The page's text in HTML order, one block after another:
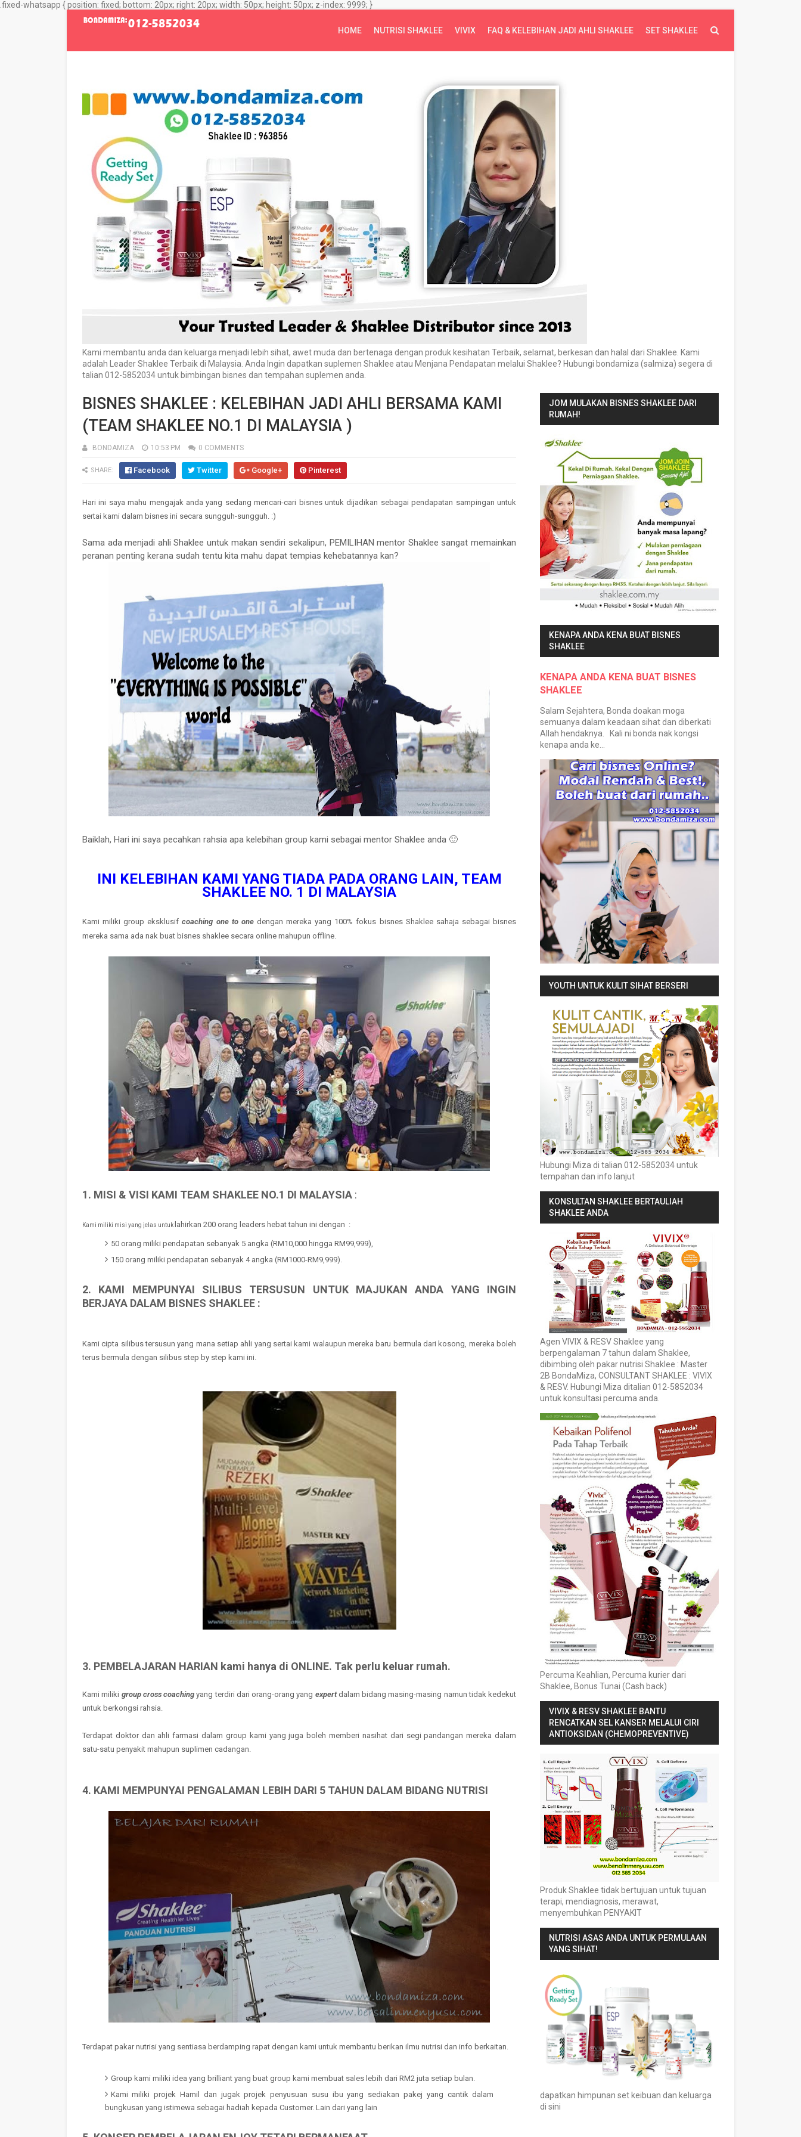
.fixed-whatsapp { position: fixed; bottom: 20px; right: 20px; width: 50px; height: 50px; z-index: 9999; }
HOME NUTRISI SHAKLEE VIVIX FAQ & KELEBIHAN JADI AHLI SHAKLEE SET SHAKLEE
Kami membantu anda dan keluarga menjadi lebih sihat, awet muda dan bertenaga dengan produk kesihatan Terbaik, selamat, berkesan dan halal dari Shaklee. Kami
adalah Leader Shaklee Terbaik di Malaysia. Anda Ingin dapatkan suplemen Shaklee atau Menjana Pendapatan melalui Shaklee? Hubungi bondamiza (salmiza) segera di
talian 012-5852034 untuk bimbingan bisnes dan tempahan suplemen anda.
BISNES SHAKLEE : KELEBIHAN JADI AHLI BERSAMA KAMI
(TEAM SHAKLEE NO.1 DI MALAYSIA )
BONDAMIZA 10:53 PM 0 COMMENTS
SHARE: Facebook Twitter Google+ Pinterest
Hari ini saya mahu mengajak anda yang sedang mencari-cari bisnes untuk dijadikan sebagai pendapatan sampingan untuk
sertai kami dalam bisnes ini secara sungguh-sungguh. :)
Sama adamenjadi ahli Shaklee untuk makan sendiri sekalipun, PEMILIHAN mentor Shaklee sangat memainkan
peranan penting kerana sudah tentu kita mahu dapat tempias kehebatannya kan?
Baiklah, Hari ini saya pecahkan rahsia apa kelebihan group kami sebagai mentor Shaklee anda 🙂
INI KELEBIHAN KAMI YANG TIADA PADA ORANG LAIN, TEAM
SHAKLEE NO. 1 DI MALAYSIA
Kami miliki group eksklusifcoaching one to onedengan mereka yang 100% fokus bisnes Shaklee sahaja sebagai bisnes
mereka sama ada nak buat bisnes shaklee secara online mahupun offline.
1. MISI & VISI KAMI TEAM SHAKLEE NO.1 DI MALAYSIA :
Kami miliki misi yang jelas untuk lahirkan 200 orang leaders hebat tahun ini dengan :
50 orang miliki pendapatan sebanyak 5 angka (RM10,000 hingga RM99,999),
150 orang miliki pendapatan sebanyak 4 angka (RM1000-RM9,999).
2. KAMI MEMPUNYAI SILIBUS TERSUSUN UNTUK MAJUKAN ANDA YANG INGIN
BERJAYA DALAM BISNES SHAKLEE :
Kami cipta silibus tersusun yang mana setiap ahli yang sertai kami walaupun mereka baru bermula dari kosong, mereka boleh
terus bermula dengan silibus step by step kami ini.
3. PEMBELAJARAN HARIAN kami hanya di ONLINE. Tak perlu keluar rumah.
Kami miliki group cross coaching yang terdiri dari orang-orang yang expertdalam bidang masing-masing namun tidak kedekut
untuk berkongsi rahsia.
Terdapat doktor dan ahli farmasi dalam group kami yang juga boleh memberi nasihat dari segi pandangan mereka dalam
satu-satu penyakit mahupun suplimen cadangan.
4. KAMI MEMPUNYAI PENGALAMAN LEBIH DARI 5 TAHUN DALAM BIDANG NUTRISI
Terdapat pakar nutrisi yang sentiasa berdamping rapat dengan kami untuk membantu berikan ilmu nutrisi dan info berkaitan.
Group kami miliki idea yang brilliant yang buat group kami membuat sales lebih dari RM2 juta setiap bulan.
Kami miliki projek Hamil dan jugak projek penyusuan susu ibu yang sediakan pakej yang cantik dalam
bungkusan yang istimewa sebagai hadiah kepada Customer. Lain dari yang lain
JOM MULAKAN BISNES SHAKLEE DARI
RUMAH!
KENAPA ANDA KENA BUAT BISNES
SHAKLEE
KENAPA ANDA KENA BUAT BISNES
SHAKLEE
Salam Sejahtera, Bonda doakan moga
semuanya dalam keadaan sihat dan diberkati
Allah hendaknya. Kali ni bonda nak kongsi
kenapa anda ke...
YOUTH UNTUK KULIT SIHAT BERSERI
Hubungi Miza di talian 012-5852034 untuk
tempahan dan info lanjut
KONSULTAN SHAKLEE BERTAULIAH
SHAKLEE ANDA
Agen VIVIX & RESV Shaklee yang
berpengalaman 7 tahun dalam Shaklee,
dibimbing oleh pakar nutrisi Shaklee : Master
2B BondaMiza, CONSULTANT SHAKLEE : VIVIX
& RESV. Hubungi Miza ditalian 012-5852034
untuk konsultasi percuma anda.
Percuma Keahlian, Percuma kurier dari
Shaklee, Bonus Tunai (Cash back)
VIVIX & RESV SHAKLEE BANTU
RENCATKAN SEL KANSER MELALUI CIRI
ANTIOKSIDAN (CHEMOPREVENTIVE)
Produk Shaklee tidak bertujuan untuk tujuan
terapi, mendiagnosis, merawat,
menyembuhkan PENYAKIT
NUTRISI ASAS ANDA UNTUK PERMULAAN
YANG SIHAT!
dapatkan himpunan set keibuan dan keluarga
di sini